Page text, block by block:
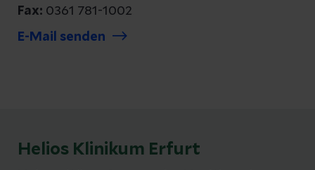
Fax: 0361 781-1002
E-Mail senden
Helios Klinikum Erfurt